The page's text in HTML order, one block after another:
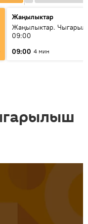
Жаңылыктар
Жаңылыктар.
09:00
09:00 4 мин